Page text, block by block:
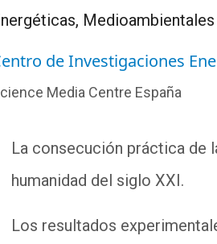
de Investigaciones
Media Centre España
La consecución práctica de
humanidad del siglo XXI.
Los resultados